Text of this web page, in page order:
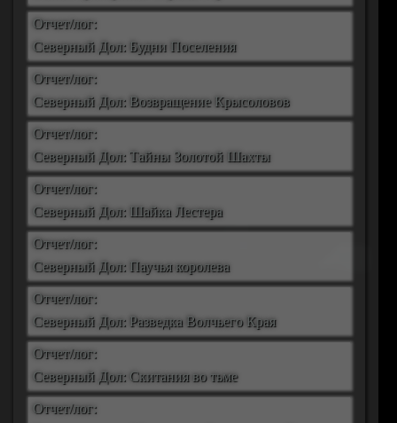
Отчет/лог:
Северный Дол: Будни Поселения
Отчет/лог:
Северный Дол: Возвращение Крысоловов
Отчет/лог:
Северный Дол: Тайны Золотой Шахты
Отчет/лог:
Северный Дол: Шайка Лестера
Отчет/лог:
Северный Дол: Паучья королева
Отчет/лог:
Северный Дол: Разведка Волчьего Края
Отчет/лог:
Северный Дол: Скитания во тьме
Отчет/лог: